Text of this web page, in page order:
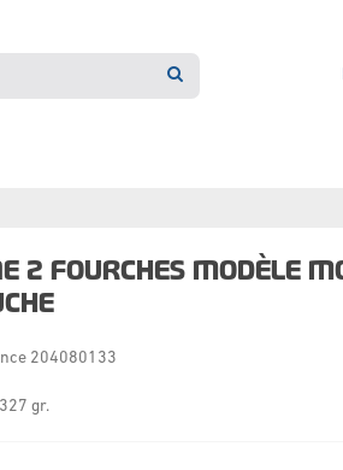
2 FOURCHES MODÈLE
204080133
gr.